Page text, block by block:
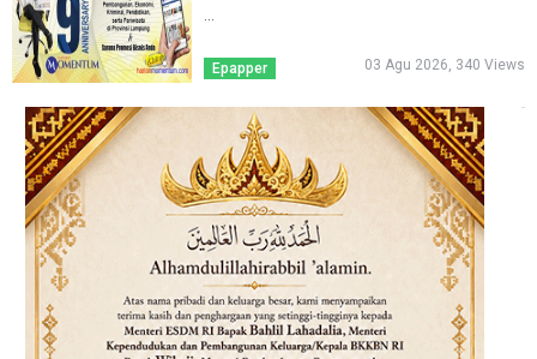
...
Epapper 03 Agu 2026, 340 Views